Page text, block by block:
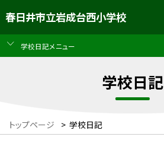
春日井市立岩成台西小学校
学校日記メニュー
学校日記
トップページ > 学校日記